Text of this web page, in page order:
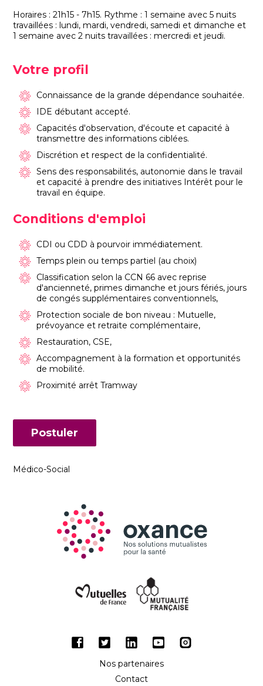
Horaires : 21h15 - 7h15. Rythme : 1 semaine avec 5 nuits
travaillées : lundi, mardi, vendredi, samedi et dimanche et
1 semaine avec 2 nuits travaillées : mercredi et jeudi.
Votre profil
Connaissance de la grande dépendance souhaitée.
IDE débutant accepté.
Capacités d'observation, d'écoute et capacité à
transmettre des informations ciblées.
Discrétion et respect de la confidentialité.
Sens des responsabilités, autonomie dans le travail
et capacité à prendre des initiatives Intérêt pour le
travail en équipe.
Conditions d'emploi
CDI ou CDD à pourvoir immédiatement.
Temps plein ou temps partiel (au choix)
Classification selon la CCN 66 avec reprise
d'ancienneté, primes dimanche et jours fériés, jours
de congés supplémentaires conventionnels,
Protection sociale de bon niveau : Mutuelle,
prévoyance et retraite complémentaire,
Restauration, CSE,
Accompagnement à la formation et opportunités
de mobilité.
Proximité arrêt Tramway
Postuler
Médico-Social
FacebookTwitterLinkedInYoutubeInstagram
Nos partenaires
Contact